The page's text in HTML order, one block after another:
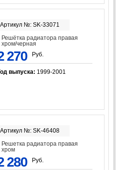
Артикул №: SK-33071
Решётка радиатора правая
хром/черная
270 Руб.
выпуска: 1999-2001
Артикул №: SK-46408
Решетка радиатора правая
хром
280 Руб.